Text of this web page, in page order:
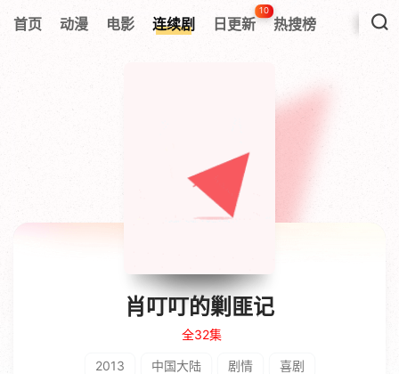
首页 动漫 电影 连续剧 日更新
10
热搜榜
肖叮叮的剿匪记
全32集
2013 中国大陆 剧情 喜剧